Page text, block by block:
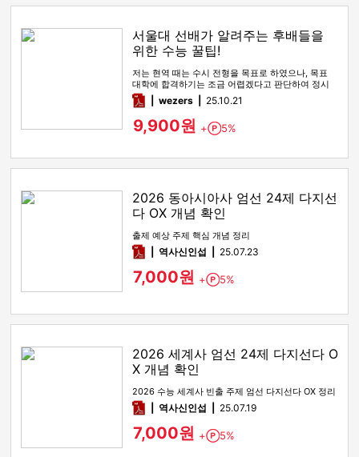
서울대 선배가 알려주는 후배들을
위한 수능 꿀팁!
저는 현역 때는 수시 전형을 목표로 하였으나, 목표
대학에 합격하기는 조금 어렵겠다고 판단하여 정시
전형을 노리며 재수를 시…
pdfwezers 25.10.21
9,900원 + Point
5%
2026 동아시아사 엄선 24제 다지선
다 OX 개념 확인
출제 예상 주제 핵심 개념 정리
pdf역사신인섭 25.07.23
7,000원 + Point
5%
2026 세계사 엄선 24제 다지선다 O
X 개념 확인
2026 수능 세계사 빈출 주제 엄선 다지선다 OX 정리
pdf역사신인섭 25.07.19
7,000원 + Point
5%